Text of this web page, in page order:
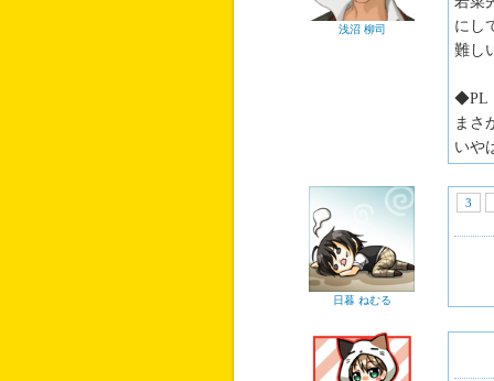
浅沼 柳司
にし
難し
◆PL
まさ
いや
日暮 ねむる
3